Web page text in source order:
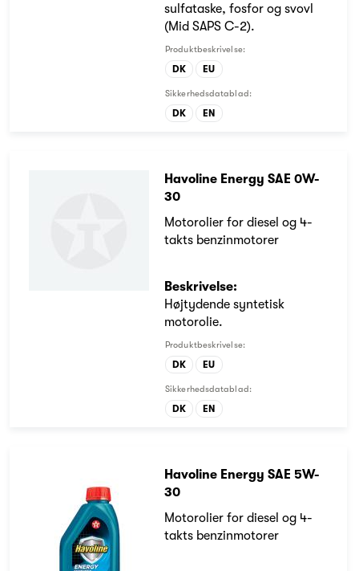
sulfataske, fosfor og svovl
(Mid SAPS C-2).
Produktbeskrivelse:
DK EU
Sikkerhedsdatablad:
DK EN
Havoline Energy SAE 0W-
30
Motorolier for diesel og 4-
takts benzinmotorer
Beskrivelse:
Højtydende syntetisk
motorolie.
Produktbeskrivelse:
DK EU
Sikkerhedsdatablad:
DK EN
Havoline Energy SAE 5W-
30
Motorolier for diesel og 4-
takts benzinmotorer